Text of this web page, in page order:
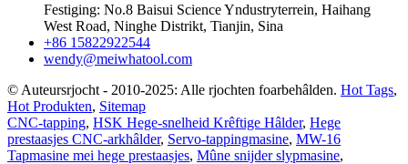
Festiging: No.8 Baisui Science Yndustryterrein, Haihang
West Road, Ninghe Distrikt, Tianjin, Sina
+86 15822922544
wendy@meiwhatool.com
© Auteursrjocht - 2010-2025: Alle rjochten foarbehâlden. Hot Tags,
Hot Produkten, Sitemap
CNC-tapping, HSK Hege-snelheid Krêftige Hâlder, Hege
prestaasjes CNC-arkhâlder, Servo-tappingmasine, MW-16
Tapmasine mei hege prestaasjes, Mûne snijder slypmasine,